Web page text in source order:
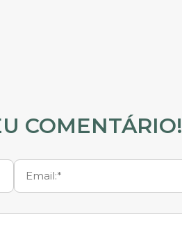
COMENTÁRIO!